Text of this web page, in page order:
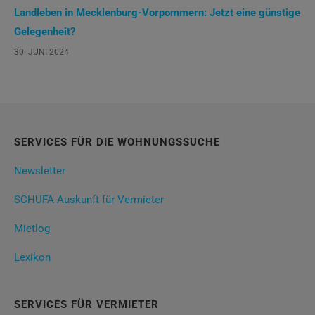
Landleben in Mecklenburg-Vorpommern: Jetzt eine günstige
Gelegenheit?
30. JUNI 2024
SERVICES FÜR DIE WOHNUNGSSUCHE
Newsletter
SCHUFA Auskunft für Vermieter
Mietlog
Lexikon
SERVICES FÜR VERMIETER